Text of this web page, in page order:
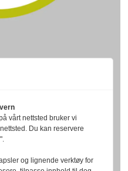
vårt nettsted bruker vi
Du kan reservere
og lignende verktøy for